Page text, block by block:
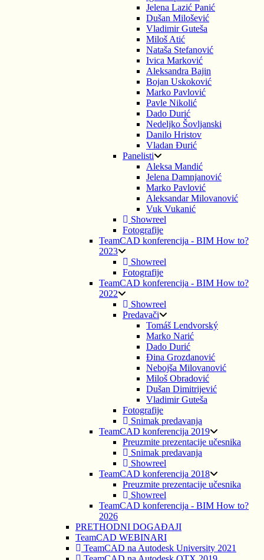
Jelena Lazić Panić
Dušan Milošević
Vladimir Guteša
Miloš Atić
Nataša Stefanović
Ivica Marković
Aleksandra Bajin
Bojan Uskoković
Marko Pavlović
Pavle Nikolić
Dado Durić
Nedeljko Šovljanski
Danilo Hristov
Vladan Đurić
Panelisti
Aleksa Mandić
Jelena Damnjanović
Marko Pavlović
Aleksandar Milovanović
Vuk Vukanić
Showreel
Fotografije
TeamCAD konferencija - BIM How to?
2023
Showreel
Fotografije
TeamCAD konferencija - BIM How to?
2022
Showreel
Predavači
Tomáš Lendvorský
Marko Narić
Dado Durić
Đina Grozdanović
Nebojša Milovanović
Miloš Obradović
Dušan Dimitrijević
Vladimir Guteša
Fotografije
Snimak predavanja
TeamCAD konferencija 2019
Preuzmite prezentacije učesnika
Snimak predavanja
Showreel
TeamCAD konferencija 2018
Preuzmite prezentacije učesnika
Showreel
TeamCAD konferencija - BIM How to?
2026
PRETHODNI DOGAĐAJI
TeamCAD WEBINARI
TeamCAD na Autodesk University 2021